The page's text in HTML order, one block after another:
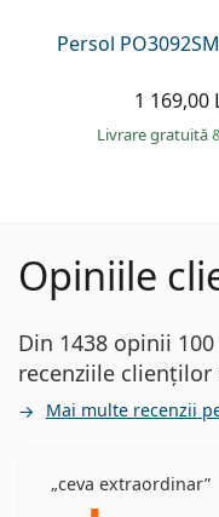
Persol
1 169,00
Livrare gratuită
Opiniile
Din 1438 opinii
recenziile clienților
Mai multe recenzii
ceva extraordinar